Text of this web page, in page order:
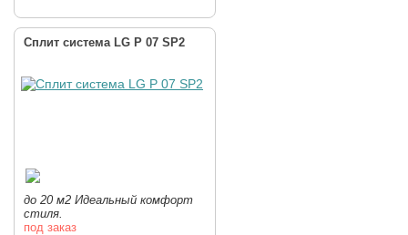
Сплит система LG P 07 SP2
до 20 м2 Идеальный комфорт
стиля.
под заказ